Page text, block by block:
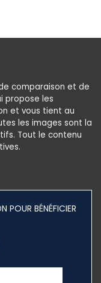
comparaison et de
propose les
et vous tient au
les images sont la
Tout le contenu
POUR BÉNÉFICIER